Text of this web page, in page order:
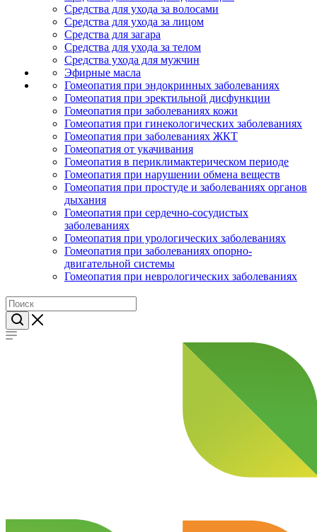
Средства для ухода за волосами
Средства для ухода за лицом
Средства для загара
Средства для ухода за телом
Средства ухода для мужчин
Эфирные масла
Гомеопатия при эндокринных заболеваниях
Гомеопатия при эректильной дисфункции
Гомеопатия при заболеваниях кожи
Гомеопатия при гинекологических заболеваниях
Гомеопатия при заболеваниях ЖКТ
Гомеопатия от укачивания
Гомеопатия в периклимактерическом периоде
Гомеопатия при нарушении обмена веществ
Гомеопатия при простуде и заболеваниях органов
дыхания
Гомеопатия при сердечно-сосудистых
заболеваниях
Гомеопатия при урологических заболеваниях
Гомеопатия при заболеваниях опорно-
двигательной системы
Гомеопатия при неврологических заболеваниях